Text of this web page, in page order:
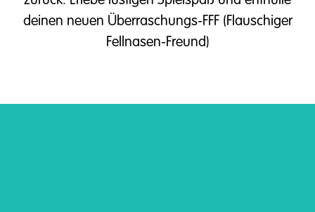
deinen neuen Überraschungs-FFF (Flauschiger
Fellnasen-Freund)